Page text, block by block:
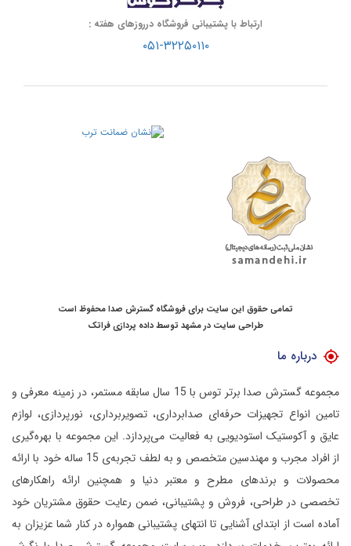
ارتباط با پشتیبانی فروشگاه درروزهای هفته :
۰۵۱-۳۲۲۵۰۱۱۰
تمامی حقوق این سایت برای فروشگاه گسترش صدا محفوظ است
طراحی سایت در مشهد توسطداده پردازی فراتک
درباره ما
مجموعه گسترش صدا برتر توس با 15 سال سابقه مستمر، در زمینه معرفی و
تامین انواع تجهیزات حرفه‌ای صدابرداری، تصویربرداری، نورپردازی، لوازم
عایق و آکوستیک استودیویی به فعالیت می‌پردازد. این مجموعه با بهره‌گیری
از افراد مجرب و مهندسین متخصص و به لطف تجربه‌ی 15 ساله خود با ارائه
محصولات و برندهای مطرح و معتبر دنیا و همچنین ارائه راهکارهای
تخصصی در طراحی، فروش و پشتیبانی، ضمن رعایت حقوق مشتریان خود
آماده است از ابتدای آشنایی تا انتهای پشتیبانی همواره در کنار شما عزیزان به